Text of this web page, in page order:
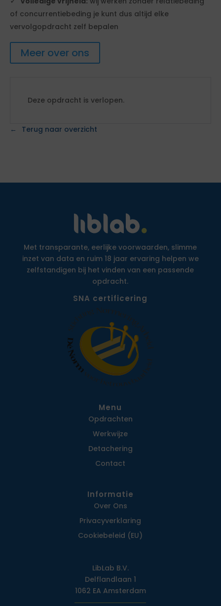
of concurrentiebeding je kunt dus altijd elke
vervolgopdracht zelf bepalen
Meer over ons
Deze opdracht is verlopen.
Terug naar overzicht
Met transparante, eerlijke voorwaarden, slimme
inzet van data en ruim 18 jaar ervaring helpen we
zelfstandigen bij het vinden van een passende
opdracht.
SNA certificering
Menu
Opdrachten
Werkwijze
Detachering
Contact
Informatie
Over Ons
Privacy­verklaring
Cookiebeleid (EU)
LibLab B.V.
Delflandlaan 1
1062 EA Amsterdam